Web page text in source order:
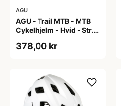
AGU
AGU - Trail MTB - MTB
Cykelhjelm - Hvid - Str.
378,00 kr